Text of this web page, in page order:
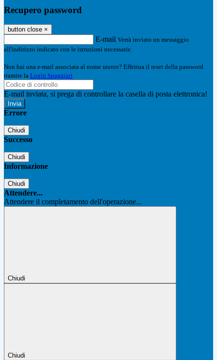
Recupero password
button close ×
E-mail Verrà inviato un messaggio
all'indirizzo indicato con le istruzioni necessarie.
Non hai una e-mail associata al nome utente? Effettua il reset della password
tramite la Login Spaggiari
E-mail inviata, si prega di controllare la casella di posta elettronica!
Errore
Chiudi
Successo
Chiudi
Informazione
Chiudi
Attendere...
Attendere il completamento dell'operazione...
Chiudi
Chiudi